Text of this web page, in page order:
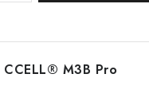
M3B Pro